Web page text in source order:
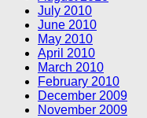
July 2010
June 2010
May 2010
April 2010
March 2010
February 2010
December 2009
November 2009